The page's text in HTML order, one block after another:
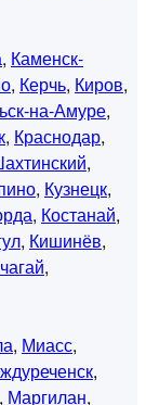
, Каменск-
, Керчь, Киров,
на-Амуре,
, Краснодар,
,
, Кузнецк,
, Костанай,
, Кишинёв,
,
, Миасс,
,
, Маргилан,